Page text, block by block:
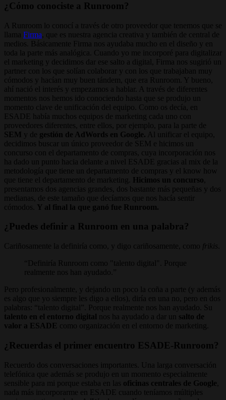
¿Cómo conociste a Runroom?
A Runroom lo conocí a través de otro proveedor que tenemos que se
llama Firma , que es nuestra agencia creativa y también de central de
medios. Básicamente Firma nos ayudaba mucho en el diseño y en
toda la parte más analógica. Cuando yo me incorporé para digitalizar
el marketing y decidimos dar ese salto a digital, Firma nos sugirió un
partner con los que solían colaborar y con los que trabajaban muy
cómodos y hacían muy buen tándem, que era Runroom. Y bueno,
ahí nació el interés y empezamos a hablar. A través de diferentes
momentos nos hemos ido conociendo hasta que se produjo un
momento clave de unificación del equipo. Como os decía, en
ESADE había muchos equipos de marketing cada uno con
proveedores diferentes, entre ellos, por ejemplo, para la parte de
SEM y de gestión de AdWords en Google. Al unificar el equipo,
decidimos buscar un único proveedor de SEM e hicimos un
concurso con el departamento de compras, cuya incorporación nos
ha dado un punto hacia delante a nivel ESADE gracias al mix de la
metodología que tiene un departamento de compras y el know how
que tiene el departamento de marketing.
Hicimos un concurso
presentamos dos agencias grandes, dos bastante más pequeñas y dos
medianas, de este tamaño que decíamos que nos hacía sentir
cómodos.
Y al final la que ganó fue Runroom.
¿Puedes definir a Runroom en una palabra?
Cariñosamente la definiría como, y digo cariñosamente, como frikis
Definiría Runroom como "talento digital". Porque
realmente nos han ayudado.
Pero profesionalmente, y dejando un poco la coña a parte (y además
es algo que yo siempre les digo a ellos), diría en una no, pero en dos
palabras: “talento digital”. Porque realmente nos han ayudado. Su
talento en el entorno digital nos ha ayudado a dar un salto de
valor a ESADE como organización en el entorno de marketing.
¿Recuerdas el primer encuentro ESADE-Runroom?
Recuerdo dos conversaciones importantes. Una larga conversación
telefónica que además se produjo en un momento especialmente
sensible para mi porque estaba en las oficinas centrales de Google
nada más incorporarme en ESADE cuando teníamos múltiples